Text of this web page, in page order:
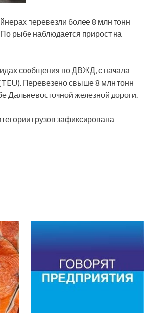
перевезли более 8 млн тонн
рыбе наблюдается прирост на
сообщения по ДВЖД, с начала
Перевезено свыше 8 млн тонн
Дальневосточной железной дороги.
грузов зафиксирована